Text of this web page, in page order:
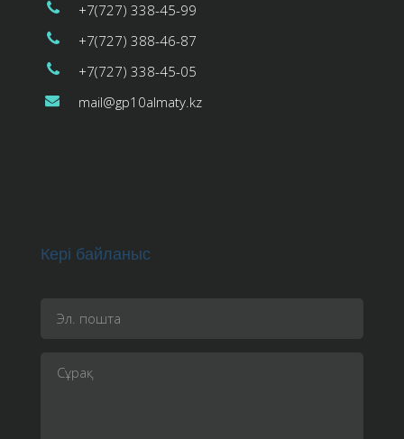
+7(727) 338-45-99
+7(727) 388-46-87
+7(727) 338-45-05
mail@gp10almaty.kz
Кері байланыс